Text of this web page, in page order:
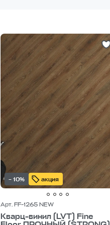
– 10% акция
Арт. FF-1265 NEW
Кварц-винил (LVT) Fine